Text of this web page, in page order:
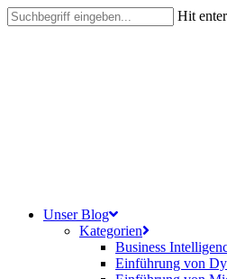
Skip
to
Hit
search
Menu
Unser Blog
Kategorien
Business
Einführung von